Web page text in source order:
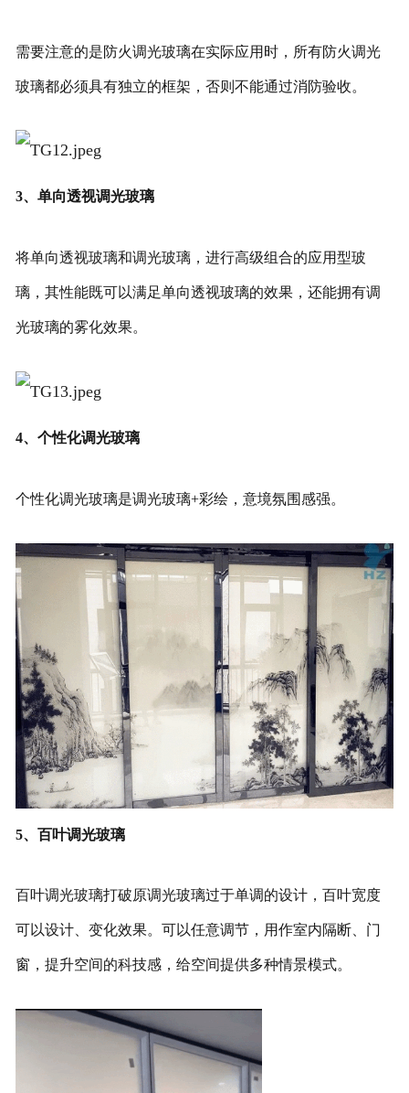
需要注意的是防火调光玻璃在实际应用时，所有防火调光
玻璃都必须具有独立的框架，否则不能通过消防验收。
3、单向透视调光玻璃
将单向透视玻璃和调光玻璃，进行高级组合的应用型玻
璃，其性能既可以满足单向透视玻璃的效果，还能拥有调
光玻璃的雾化效果。
4、个性化调光玻璃
个性化调光玻璃是调光玻璃+彩绘，意境氛围感强。
5、百叶调光玻璃
百叶调光玻璃打破原调光玻璃过于单调的设计，百叶宽度
可以设计、变化效果。可以任意调节，用作室内隔断、门
窗，提升空间的科技感，给空间提供多种情景模式。